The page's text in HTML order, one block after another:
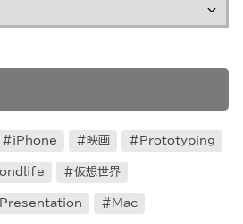
iPhone 映画 Prototyping
仮想世界
Presentation Mac